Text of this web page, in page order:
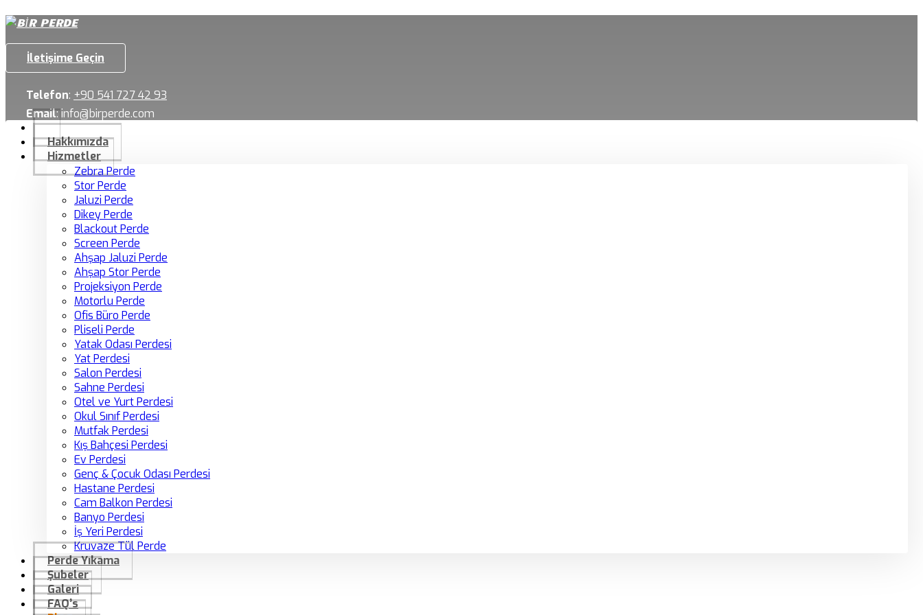
İletişime Geçin
Telefon: +90 541 727 42 93
Email:info@birperde.com
Hakkımızda
Hizmetler
Zebra Perde
Stor Perde
Jaluzi Perde
Dikey Perde
Blackout Perde
Screen Perde
Ahşap Jaluzi Perde
Ahşap Stor Perde
Projeksiyon Perde
Motorlu Perde
Ofis Büro Perde
Pliseli Perde
Yatak Odası Perdesi
Yat Perdesi
Salon Perdesi
Sahne Perdesi
Otel ve Yurt Perdesi
Okul Sınıf Perdesi
Mutfak Perdesi
Kış Bahçesi Perdesi
Ev Perdesi
Genç & Çocuk Odası Perdesi
Hastane Perdesi
Cam Balkon Perdesi
Banyo Perdesi
İş Yeri Perdesi
Kruvaze Tül Perde
Perde Yıkama
Şubeler
Galeri
FAQ’s